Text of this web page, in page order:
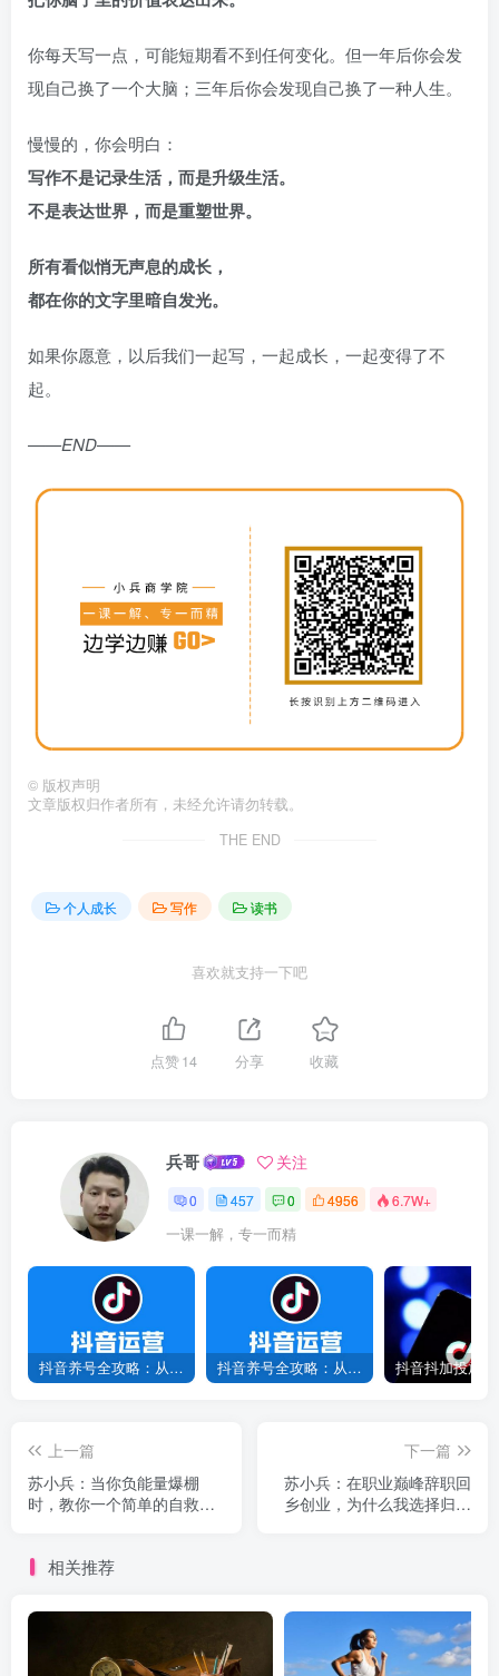
你每天写一点，可能短期看不到任何变化。但一年后你会发
现自己换了一个大脑；三年后你会发现自己换了一种人生。
慢慢的，你会明白：
写作不是记录生活，而是升级生活。
不是表达世界，而是重塑世界。
所有看似悄无声息的成长，
都在你的文字里暗自发光。
如果你愿意，以后我们一起写，一起成长，一起变得了不
起。
——END——
© 版权声明
文章版权归作者所有，未经允许请勿转载。
THE END
个人成长 写作 读书
喜欢就支持一下吧
点赞14 分享 收藏
兵哥 关注
0 457 0 4956 6.7W+
一课一解，专一而精
抖音养号全攻略：从0到1打造爆款账号，新手必看！ 抖音养号全攻略：从0到爆款，7天打造高权重账号！
上一篇
苏小兵：当你负能量爆棚
时，教你一个简单的自救办
下一篇
苏小兵：在职业巅峰辞职回
乡创业，为什么我选择归零
相关推荐